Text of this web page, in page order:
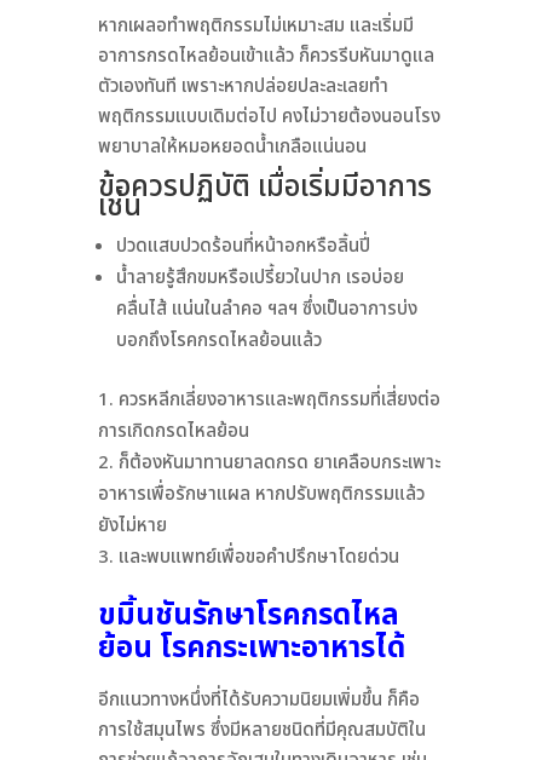
หากเผลอทำพฤติกรรมไม่เหมาะสม และเริ่มมี
อาการกรดไหลย้อนเข้าแล้ว ก็ควรรีบหันมาดูแล
ตัวเองทันที เพราะหากปล่อยปละละเลยทำ
พฤติกรรมแบบเดิมต่อไป คงไม่วายต้องนอนโรง
พยาบาลให้หมอหยอดน้ำเกลือแน่นอน
ข้อควรปฏิบัติ เมื่อเริ่มมีอาการ
เช่น
ปวดแสบปวดร้อนที่หน้าอกหรือลิ้นปี่
น้ำลายรู้สึกขมหรือเปรี้ยวในปาก เรอบ่อย
คลื่นไส้ แน่นในลำคอ ฯลฯ ซึ่งเป็นอาการบ่ง
บอกถึงโรคกรดไหลย้อนแล้ว
ควรหลีกเลี่ยงอาหารและพฤติกรรมที่เสี่ยงต่อ
การเกิดกรดไหลย้อน
ก็ต้องหันมาทานยาลดกรด ยาเคลือบกระเพาะ
อาหารเพื่อรักษาแผล หากปรับพฤติกรรมแล้ว
ยังไม่หาย
และพบแพทย์เพื่อขอคำปรึกษาโดยด่วน
ขมิ้นชันรักษาโรคกรดไหล
ย้อน โรคกระเพาะอาหารได้
อีกแนวทางหนึ่งที่ได้รับความนิยมเพิ่มขึ้น ก็คือ
การใช้สมุนไพร ซึ่งมีหลายชนิดที่มีคุณสมบัติใน